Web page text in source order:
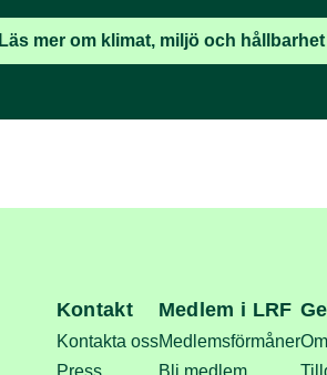
Läs mer om klimat, miljö och hållbarhet
Kontakt
Kontakta oss
Press
Medlem i LRF
Medlemsförmåner
Bli medlem